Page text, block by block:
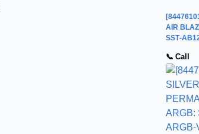
AIR
SST-
📞 Call